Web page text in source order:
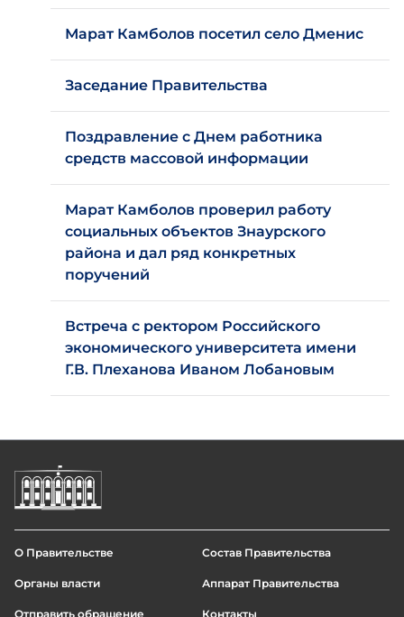
Марат Камболов посетил село Дменис
Заседание Правительства
Поздравление с Днем работника
средств массовой информации
Марат Камболов проверил работу
социальных объектов Знаурского
района и дал ряд конкретных
поручений
Встреча с ректором Российского
экономического университета имени
Г.В. Плеханова Иваном Лобановым
menu
О Правительстве Состав Правительства
Органы власти Аппарат Правительства
Отправить обращение Контакты